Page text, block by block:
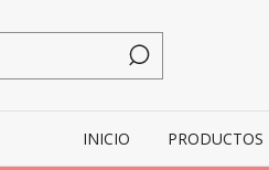
INICIO PRODUCTOS